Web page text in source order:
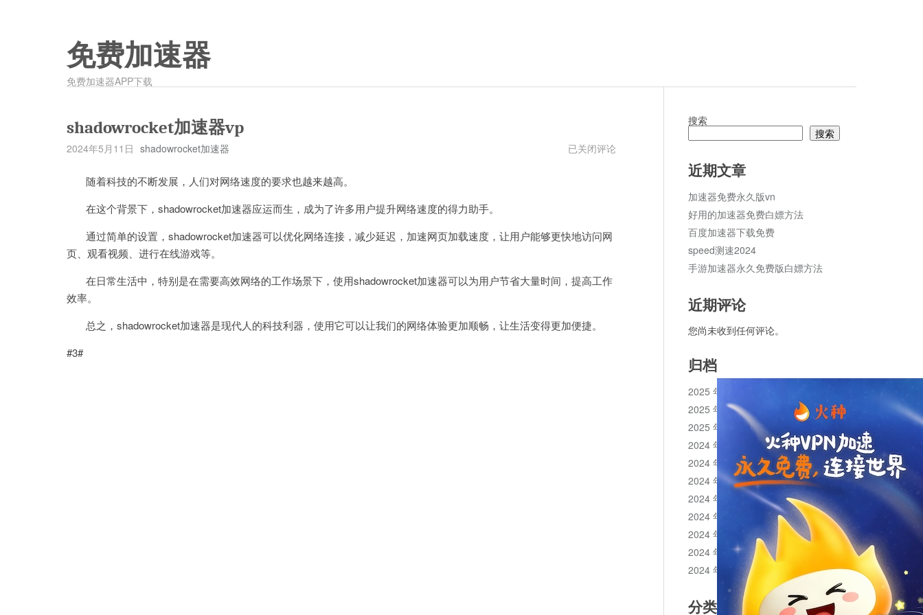
免费加速器
免费加速器APP下载
shadowrocket加速器vp
2024年5月11日 shadowrocket加速器
shadowrocket
已关闭评论
随着科技的不断发展，人们对网络速度的要求也越来越高。
在这个背景下，shadowrocket加速器应运而生，成为了许多用户提升网络速度的得力助手。
通过简单的设置，shadowrocket加速器可以优化网络连接，减少延迟，加速网页加载速度，让用户能够更快地访问网
页、观看视频、进行在线游戏等。
在日常生活中，特别是在需要高效网络的工作场景下，使用shadowrocket加速器可以为用户节省大量时间，提高工作
效率。
总之，shadowrocket加速器是现代人的科技利器，使用它可以让我们的网络体验更加顺畅，让生活变得更加便捷。
#3#
搜索
搜索
近期文章
加速器免费永久版vn
好用的加速器免费白嫖方法
百度加速器下载免费
speed测速2024
手游加速器永久免费版白嫖方法
近期评论
您尚未收到任何评论。
归档
2025 年 11 月
2025 年 10 月
2025 年 1 月
2024 年 12 月
2024 年 11 月
2024 年 10 月
2024 年 9 月
2024 年 8 月
2024 年 7 月
2024 年 6 月
2024 年 5 月
分类目录